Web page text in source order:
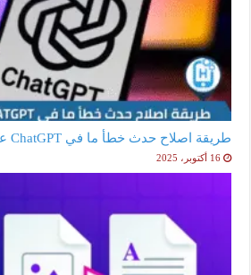
طريقة اصلاح حدث خطأ ما في ChatGPT على Android
16 أكتوبر، 2025